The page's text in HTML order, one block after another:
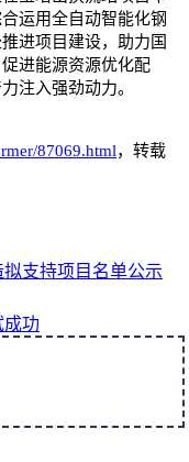
运用全自动智能化钢
进项目建设，助力国
进能源资源优化配
注入强劲动力。
87069.html，转载
拟支持项目名单公示
成功